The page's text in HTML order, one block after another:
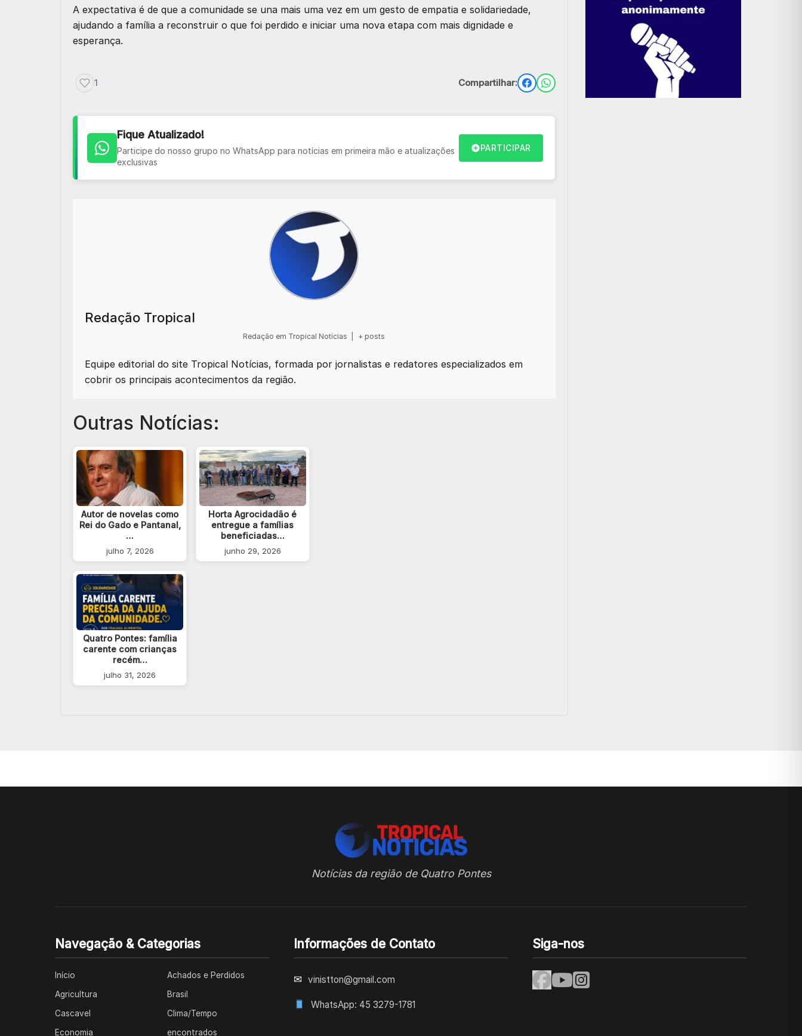
A expectativa é de que a comunidade se una mais uma vez em um gesto de empatia e solidariedade,
ajudando a família a reconstruir o que foi perdido e iniciar uma nova etapa com mais dignidade e
esperança.
1 Compartilhar:
Fique Atualizado!
Participe do nosso grupo no WhatsApp para notícias em primeira mão e atualizações
exclusivas
PARTICIPAR
Redação Tropical
Redação em Tropical Notícias + posts
Equipe editorial do site Tropical Notícias, formada por jornalistas e redatores especializados em
cobrir os principais acontecimentos da região.
Outras Notícias:
Autor de novelas como
Rei do Gado e Pantanal,
…
julho 7, 2026
Quatro Pontes: família
carente com crianças
recém…
julho 31, 2026
Horta Agrocidadão é
entregue a famílias
beneficiadas…
junho 29, 2026
Notícias da região de Quatro Pontes
Navegação & Categorias
Início
Achados e Perdidos
Agricultura
Brasil
Cascavel
Clima/Tempo
Economia
encontrados
Informações de Contato
✉ vinistton@gmail.com
WhatsApp: 45 3279-1781
Siga-nos